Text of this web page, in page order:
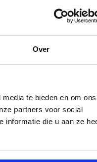
Over
te bieden en om ons
partners voor social
informatie die u aan ze
Opel
Peugeot
Tesla
Volvo
Hyundai